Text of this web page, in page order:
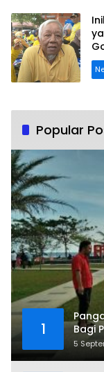
Popular
1
Bagi
5